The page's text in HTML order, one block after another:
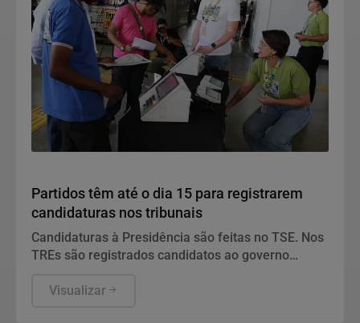
Partidos têm até o dia 15 para registrarem
candidaturas nos tribunais
Candidaturas à Presidência são feitas no TSE. Nos
TREs são registrados candidatos ao governo
assembleias estaduais e distrital.
Visualizar